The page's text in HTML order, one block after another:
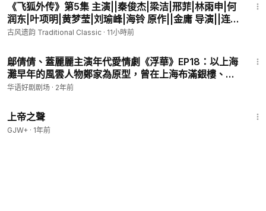
《飞狐外传》第5集 主演||秦俊杰|梁洁|邢菲|林雨申|何
润东|叶项明|黄梦莹|刘瑜峰|海铃 原作||金庸 导演||连奕
名 编剧||汤佳羽|邱怀阳 【金庸古装武侠剧】
古风遗韵 Traditional Classic · 11小時前
鄔倩倩、蓋麗麗主演年代愛情劇《浮華》EP18：以上海
灘早年的風雲人物鄭家為原型，曾在上海布滿銀樓、錢
莊、布店的鄭公家族從鼎盛走向衰落，同時許家大小姐
华语好剧剧场 · 2年前
上帝之聲
GJW+ · 1年前